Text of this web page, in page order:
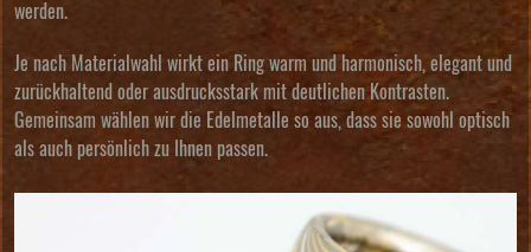
werden.
Je nach Materialwahl wirkt ein Ring warm und harmonisch, elegant und
zurückhaltend oder ausdrucksstark mit deutlichen Kontrasten.
Gemeinsam wählen wir die Edelmetalle so aus, dass sie sowohl optisch
als auch persönlich zu Ihnen passen.